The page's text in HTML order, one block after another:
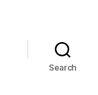
Search